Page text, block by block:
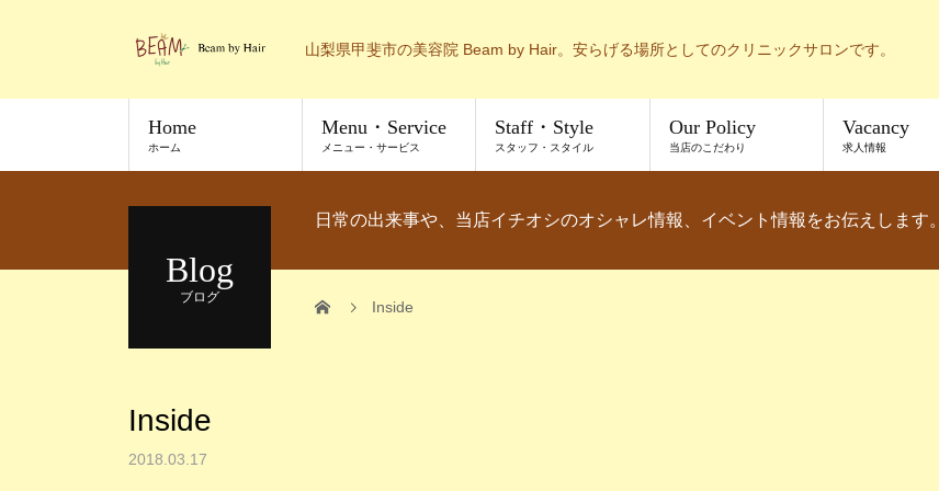
山梨県甲斐市の美容院 Beam by Hair。安らげる場所としてのクリニックサロンです。
Home
ホーム
Menu・Service
メニュー・サービス
Staff・Style
スタッフ・スタイル
Our Policy
当店のこだわり
Vacancy
求人情報
Blog
ブログ
日常の出来事や、当店イチオシのオシャレ情報、イベント情報をお伝えします。
Inside
Inside
2018.03.17